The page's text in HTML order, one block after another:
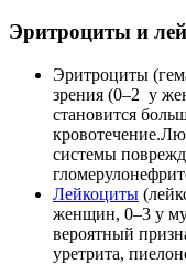
Эритроциты и
Эритроциты
зрения (0–2 у
становится
системы
Лейкоциты
женщин, 0–3 у
вероятный
уретрита,